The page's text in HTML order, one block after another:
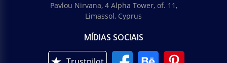
Pavlou Nirvana, 4 Alpha Tower, of. 11,
Limassol, Cyprus
MÍDIAS SOCIAIS